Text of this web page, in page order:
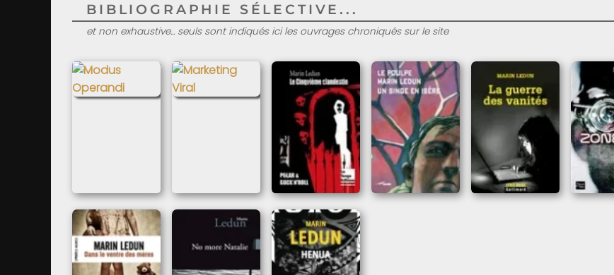
BIBLIOGRAPHIE SÉLECTIVE...
et non exhaustive... seuls sont indiqués ici les ouvrages chroniqués sur le site